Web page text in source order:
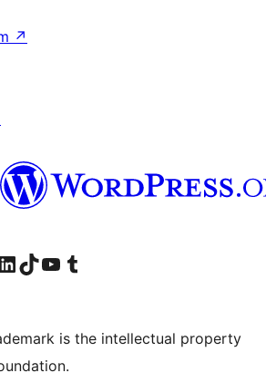
↗
do Facebook
conta do Instagram
Acessar nossa conta do LinkedIn
Acessar nossa conta do TikTok
Acessar nosso canal do YouTube
Acessar nossa conta no Tumblr
is the intellectual property